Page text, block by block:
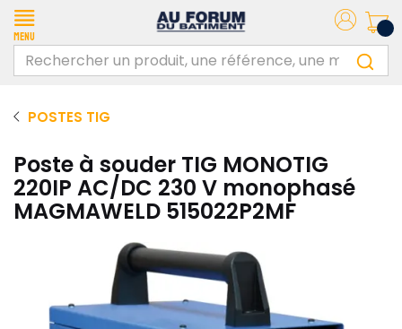
Menu
POSTES TIG
Poste à souder TIG MONOTIG
220IP AC/DC 230 V monophasé
MAGMAWELD 515022P2MF